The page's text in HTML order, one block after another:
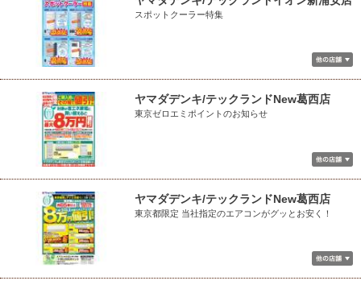
スポットクーラー特集
ヤマダデンキ/テックランドNew葛西店
東京ゼロエミポイントのお知らせ
ヤマダデンキ/テックランドNew葛西店
東京都限定 当社指定のエアコンがグッとお安く！